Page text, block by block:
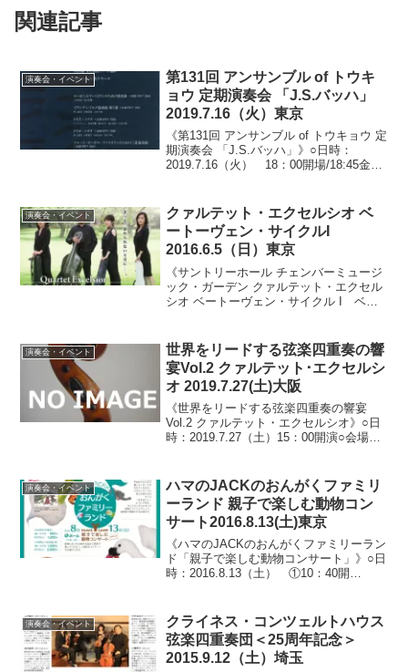
関連記事
演奏会・イベント
第131回 アンサンブル of トウキ
ョウ 定期演奏会 「J.S.バッハ」
2019.7.16（火）東京
《第131回 アンサンブル of トウキョウ 定
期演奏会 「J.S.バッハ」》○日時：
2019.7.16（火） 18：00開場/18:45金昌
野公園）○料金：全自...
演奏会・イベント
クァルテット・エクセルシオ ベ
ートーヴェン・サイクルI
2016.6.5（日）東京
《サントリーホール チェンバーミュージ
ック・ガーデン クァルテット・エクセル
シオ ベートーヴェン・サイクル I ベー
会場：サントリーホール ブル...
演奏会・イベント
世界をリードする弦楽四重奏の響
宴Vol.2 クァルテット･エクセルシ
オ 2019.7.27(土)大阪
《世界をリードする弦楽四重奏の響宴
Vol.2 クァルテット・エクセルシオ》○日
時：2019.7.27（土）15：00開演○会場：
料金：一般3,500円/友の会価格3,...
演奏会・イベント
ハマのJACKのおんがくファミリ
ーランド 親子で楽しむ動物コン
サート2016.8.13(土)東京
《ハマのJACKのおんがくファミリーラン
ド「親子で楽しむ動物コンサート」》○日
時：2016.8.13（土） ①10：40開
場/14：00開演...
演奏会・イベント
クライネス・コンツェルトハウス
弦楽四重奏団＜25周年記念＞
2015.9.12（土）埼玉